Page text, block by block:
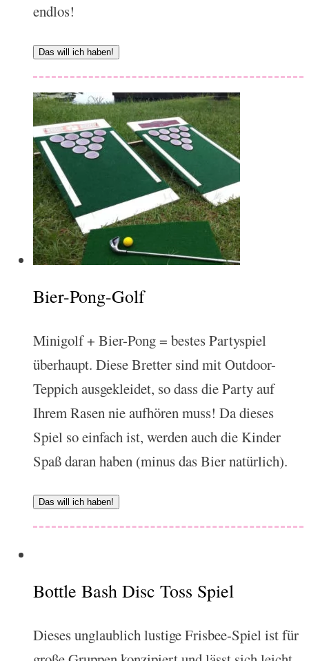
endlos!
Das will ich haben!
Bier-Pong-Golf
Minigolf + Bier-Pong = bestes Partyspiel
überhaupt. Diese Bretter sind mit Outdoor-
Teppich ausgekleidet, so dass die Party auf
Ihrem Rasen nie aufhören muss! Da dieses
Spiel so einfach ist, werden auch die Kinder
Spaß daran haben (minus das Bier natürlich).
Das will ich haben!
Bottle Bash Disc Toss Spiel
Dieses unglaublich lustige Frisbee-Spiel ist für